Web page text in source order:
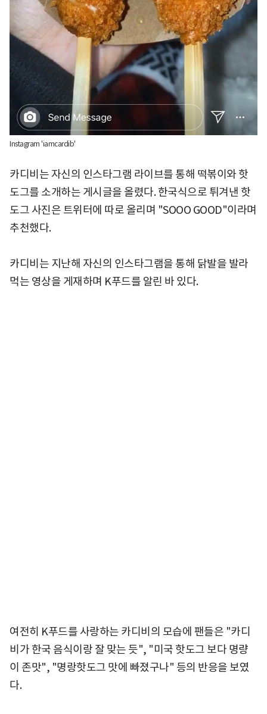
Instagram 'iamcardib'
카디비는 자신의 인스타그램 라이브를 통해 떡볶이와 핫
도그를 소개하는 게시글을 올렸다. 한국식으로 튀겨낸 핫
도그 사진은 트위터에 따로 올리며 "SOOO GOOD"이라며
추천했다.
카디비는 지난해 자신의 인스타그램을 통해 닭발을 발라
먹는 영상을 게재하며 K푸드를 알린 바 있다.
여전히 K푸드를 사랑하는 카디비의 모습에 팬들은 "카디
비가 한국 음식이랑 잘 맞는 듯", "미국 핫도그 보다 명량
이 존맛", "명랑핫도그 맛에 빠졌구나" 등의 반응을 보였
다.